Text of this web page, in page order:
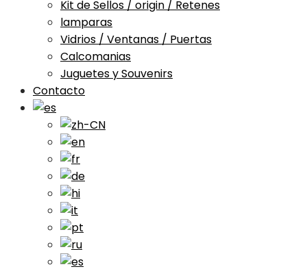
Kit de Sellos / origin / Retenes
lamparas
Vidrios / Ventanas / Puertas
Calcomanias
Juguetes y Souvenirs
Contacto